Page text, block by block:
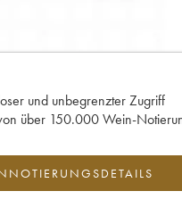
und unbegrenzter Zugriff
über 150.000 Wein-